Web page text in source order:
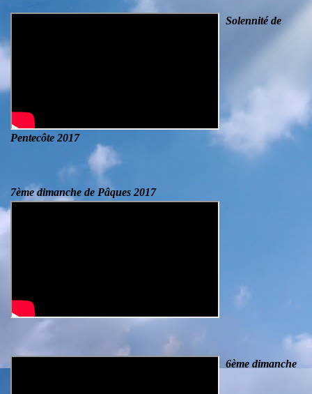
Solennité de
Pentecôte 2017
7ème dimanche de Pâques 2017
6ème dimanche